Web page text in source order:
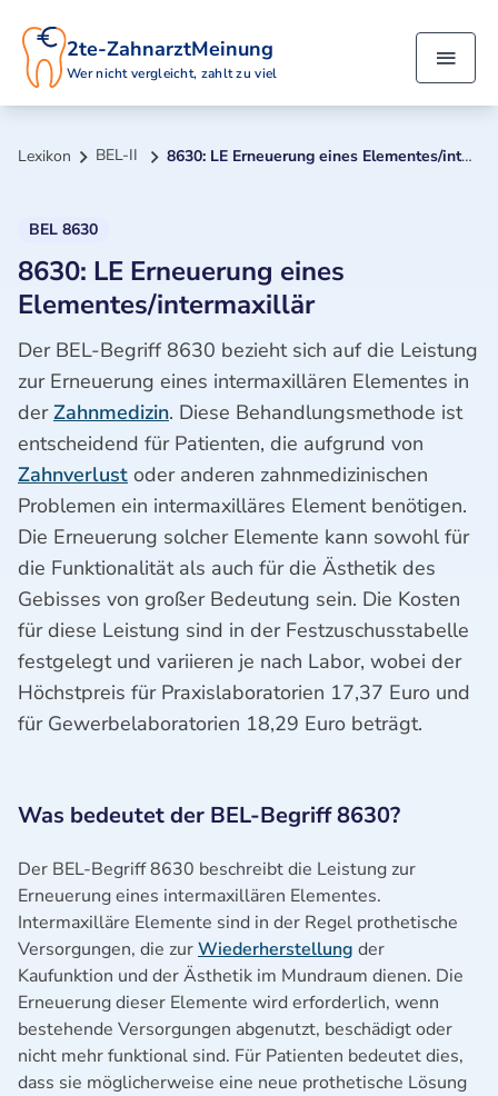
2te-ZahnarztMeinung
Wer nicht vergleicht, zahlt zu viel
Lexikon BEL-II 8630: LE Erneuerung eines Elementes/intermaxillär
BEL 8630
8630: LE Erneuerung eines
Elementes/intermaxillär
Der BEL-Begriff 8630 bezieht sich auf die Leistung
zur Erneuerung eines intermaxillären Elementes in
derZahnmedizin. Diese Behandlungsmethode ist
entscheidend für Patienten, die aufgrund von
Zahnverlust oder anderen zahnmedizinischen
Problemen ein intermaxilläres Element benötigen.
Die Erneuerung solcher Elemente kann sowohl für
die Funktionalität als auch für die Ästhetik des
Gebisses von großer Bedeutung sein. Die Kosten
für diese Leistung sind in der Festzuschusstabelle
festgelegt und variieren je nach Labor, wobei der
Höchstpreis für Praxislaboratorien 17,37 Euro und
für Gewerbelaboratorien 18,29 Euro beträgt.
Was bedeutet der BEL-Begriff 8630?
Der BEL-Begriff 8630 beschreibt die Leistung zur
Erneuerung eines intermaxillären Elementes.
Intermaxilläre Elemente sind in der Regel prothetische
Versorgungen, die zurWiederherstellung der
Kaufunktion und der Ästhetik im Mundraum dienen. Die
Erneuerung dieser Elemente wird erforderlich, wenn
bestehende Versorgungen abgenutzt, beschädigt oder
nicht mehr funktional sind. Für Patienten bedeutet dies,
dass sie möglicherweise eine neue prothetische Lösung